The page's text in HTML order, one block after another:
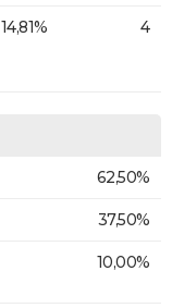
14,81% 4
62,50%
37,50%
10,00%